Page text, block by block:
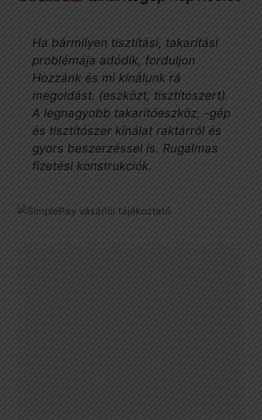
Ha bármilyen tisztítási, takarítási
problémája adódik, forduljon
Hozzánk és mi kínálunk rá
megoldást. (eszközt, tisztítószert).
A legnagyobb takarítóeszköz, -gép
és tisztítószer kínálat raktárról és
gyors beszerzéssel is. Rugalmas
fizetési konstrukciók.